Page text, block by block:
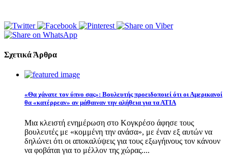
Σχετικά Άρθρα
«Θα χάνατε τον ύπνο σας»: Βουλευτής προειδοποιεί ότι οι Αμερικανοί
θα «κατέρρεαν» αν μάθαιναν την αλήθεια για τα ΑΤΙΑ
Μια κλειστή ενημέρωση στο Κογκρέσο άφησε τους
βουλευτές με «κομμένη την ανάσα», με έναν εξ αυτών να
δηλώνει ότι οι αποκαλύψεις για τους εξωγήινους τον κάνουν
να φοβάται για το μέλλον της χώρας....